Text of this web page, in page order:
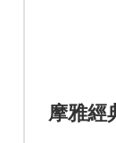
摩雅經